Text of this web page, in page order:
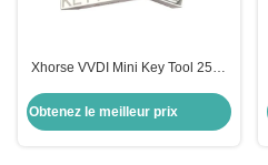
Xhorse VVDI Mini Key Tool 250g
pour voitures universelles
Obtenez le meilleur prix